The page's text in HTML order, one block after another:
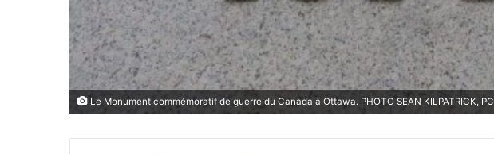
Le Monument commémoratif de guerre du Canada à Ottawa. PHOTO SEAN KILPATRICK, PC